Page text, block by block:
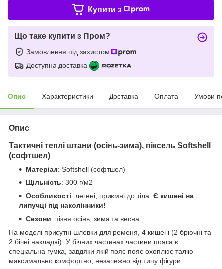
Купити з
Що таке купити з Пром?
Замовлення під захистом
Доступна доставка
Опис Характеристики Доставка Оплата Умови
Опис
Тактичні теплі штани (осінь-зима), піксель Softshell
(софтшел)
Матеріал: Softshell (софтшел)
Щільність: 300 г/м2
Особливості: легені, приємні до тіла. Є кишені на
липучці під наколінники!
Сезони: пізня осінь, зима та весна.
На моделі присутні шлевки для ременя, 4 кишені (2 брючні та
2 бічні накладні). У бічних частинах частини пояса є
спеціальна гумка, завдяки якій пояс пояс охоплює талію
максимально комфортно, незалежно від типу фігури.